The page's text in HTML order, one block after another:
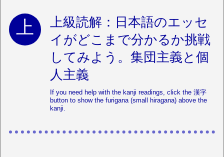
上級読解：日本語のエッセ
イがどこまで分かるか挑戦
してみよう。集団主義と個
人主義
If you need help with the kanji readings, click the 漢字
button to show the furigana (small hiragana) above the
kanji.